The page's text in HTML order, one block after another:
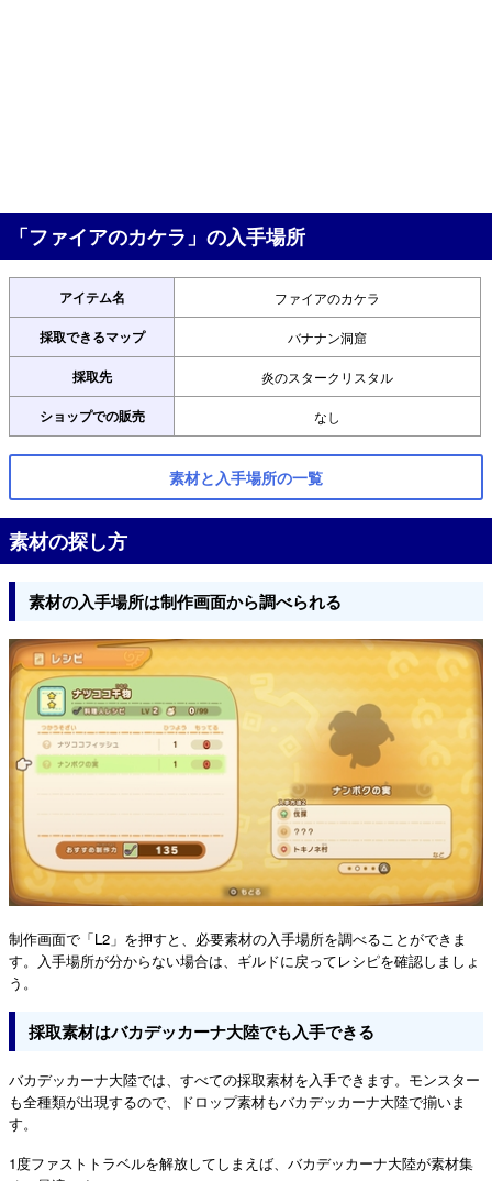
「ファイアのカケラ」の入手場所
アイテム名 ファイアのカケラ
採取できるマップ バナナン洞窟
採取先 炎のスタークリスタル
ショップでの販売 なし
素材と入手場所の一覧
素材の探し方
素材の入手場所は制作画面から調べられる
制作画面で「L2」を押すと、必要素材の入手場所を調べることができま
す。入手場所が分からない場合は、ギルドに戻ってレシピを確認しましょ
う。
採取素材はバカデッカーナ大陸でも入手できる
バカデッカーナ大陸では、すべての採取素材を入手できます。モンスター
も全種類が出現するので、ドロップ素材もバカデッカーナ大陸で揃いま
す。
1度ファストトラベルを解放してしまえば、バカデッカーナ大陸が素材集